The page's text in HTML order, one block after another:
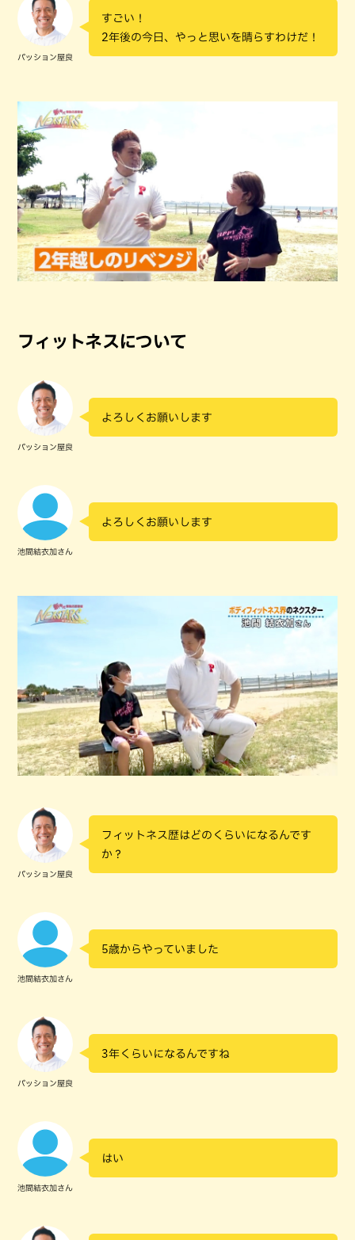
パッション屋良
すごい！
2年後の今日、やっと思いを晴らすわけだ！
フィットネスについて
パッション屋良
よろしくお願いします
池間結衣加さん
よろしくお願いします
パッション屋良
フィットネス歴はどのくらいになるんです
か？
池間結衣加さん
5歳からやっていました
パッション屋良
3年くらいになるんですね
池間結衣加さん
はい